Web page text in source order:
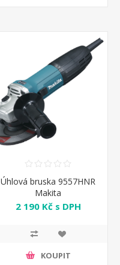
Úhlová bruska 9557HNR
Makita
2 190 Kč s DPH
KOUPIT